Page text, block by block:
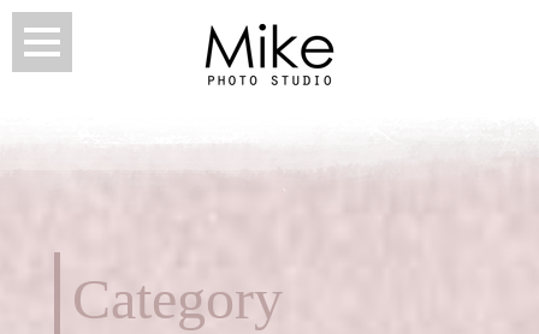
Category